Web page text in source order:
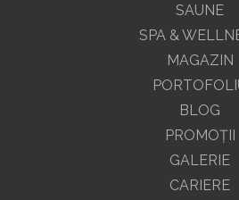
SAUNE
SPA &
MAGAZIN
BLOG
PROMOŢII
GALERIE
CARIERE